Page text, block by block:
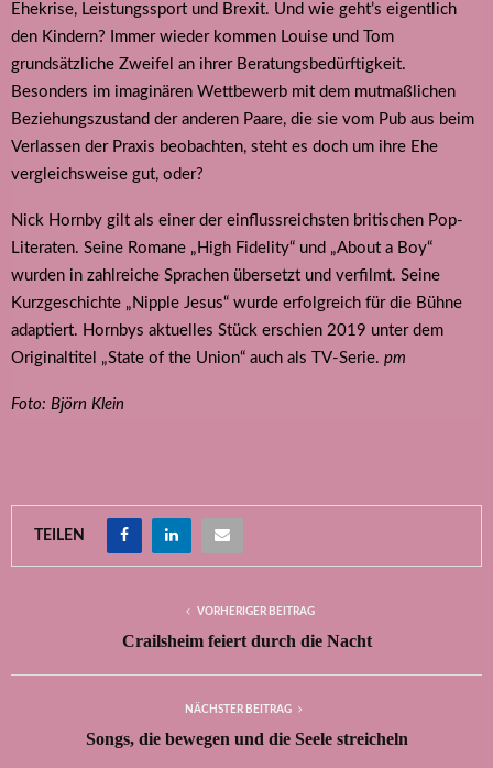
Ehekrise, Leistungssport und Brexit. Und wie geht’s eigentlich
den Kindern? Immer wieder kommen Louise und Tom
grundsätzliche Zweifel an ihrer Beratungsbedürftigkeit.
Besonders im imaginären Wettbewerb mit dem mutmaßlichen
Beziehungszustand der anderen Paare, die sie vom Pub aus beim
Verlassen der Praxis beobachten, steht es doch um ihre Ehe
vergleichsweise gut, oder?
Nick Hornby gilt als einer der einflussreichsten britischen Pop-
Literaten. Seine Romane „High Fidelity“ und „About a Boy“
wurden in zahlreiche Sprachen übersetzt und verfilmt. Seine
Kurzgeschichte „Nipple Jesus“ wurde erfolgreich für die Bühne
adaptiert. Hornbys aktuelles Stück erschien 2019 unter dem
Originaltitel „State of the Union“ auch als TV-Serie. pm
Foto: Björn Klein
TEILEN
VORHERIGER BEITRAG
Crailsheim feiert durch die Nacht
NÄCHSTER BEITRAG
Songs, die bewegen und die Seele streicheln